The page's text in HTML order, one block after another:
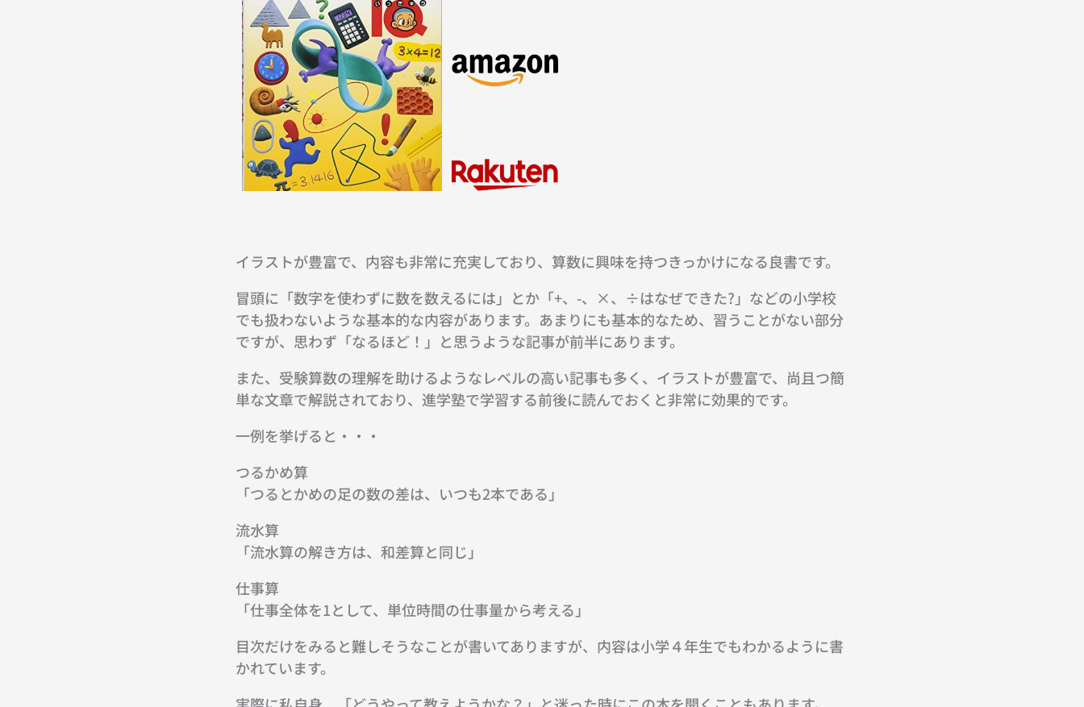
イラストが豊富で、内容も非常に充実しており、算数に興味を持つきっかけになる良書です。
冒頭に「数字を使わずに数を数えるには」とか「+、-、×、÷はなぜできた?」などの小学校
でも扱わないような基本的な内容があります。あまりにも基本的なため、習うことがない部分
ですが、思わず「なるほど！」と思うような記事が前半にあります。
また、受験算数の理解を助けるようなレベルの高い記事も多く、イラストが豊富で、尚且つ簡
単な文章で解説されており、進学塾で学習する前後に読んでおくと非常に効果的です。
一例を挙げると・・・
つるかめ算
「つるとかめの足の数の差は、いつも2本である」
流水算
「流水算の解き方は、和差算と同じ」
仕事算
「仕事全体を1として、単位時間の仕事量から考える」
目次だけをみると難しそうなことが書いてありますが、内容は小学４年生でもわかるように書
かれています。